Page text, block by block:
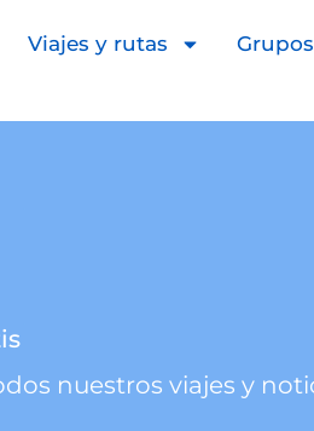
Viajes y rutas
nuestros viajes y